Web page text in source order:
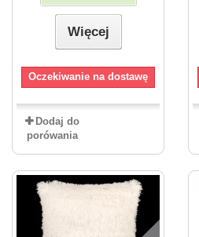
Więcej
Oczekiwanie na dostawę
Dodaj do
porówania